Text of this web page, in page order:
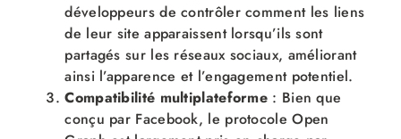
développeurs de contrôler comment les liens
de leur site apparaissent lorsqu’ils sont
partagés sur les réseaux sociaux, améliorant
ainsi l’apparence et l’engagement potentiel.
Compatibilité multiplateforme : Bien que
conçu par Facebook, le protocole Open